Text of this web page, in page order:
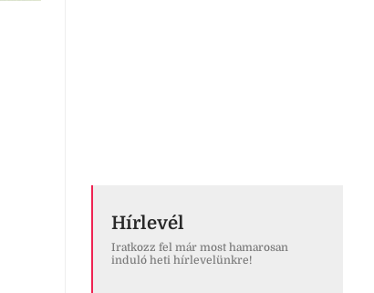
Hírlevél
Iratkozz fel már most hamarosan
induló heti hírlevelünkre!